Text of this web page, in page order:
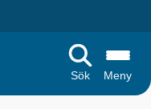
Sök
Meny